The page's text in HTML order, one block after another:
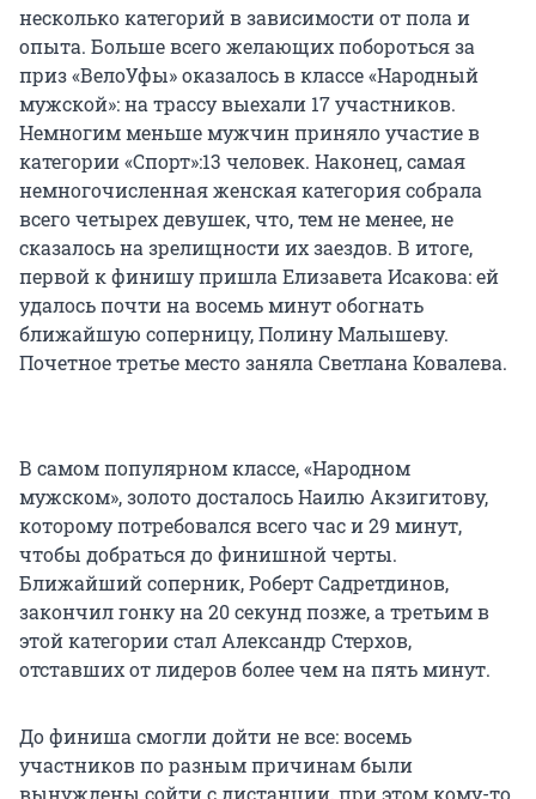
несколько категорий в зависимости от пола и
опыта. Больше всего желающих побороться за
приз «ВелоУфы» оказалось в классе «Народный
мужской»: на трассу выехали 17 участников.
Немногим меньше мужчин приняло участие в
категории «Спорт»:13 человек. Наконец, самая
немногочисленная женская категория собрала
всего четырех девушек, что, тем не менее, не
сказалось на зрелищности их заездов. В итоге,
первой к финишу пришла Елизавета Исакова: ей
удалось почти на восемь минут обогнать
ближайшую соперницу, Полину Малышеву.
Почетное третье место заняла Светлана Ковалева.
В самом популярном классе, «Народном
мужском», золото досталось Наилю Акзигитову,
которому потребовался всего час и 29 минут,
чтобы добраться до финишной черты.
Ближайший соперник, Роберт Садретдинов,
закончил гонку на 20 секунд позже, а третьим в
этой категории стал Александр Стерхов,
отставших от лидеров более чем на пять минут.
До финиша смогли дойти не все: восемь
участников по разным причинам были
вынуждены сойти с дистанции, при этом кому-то